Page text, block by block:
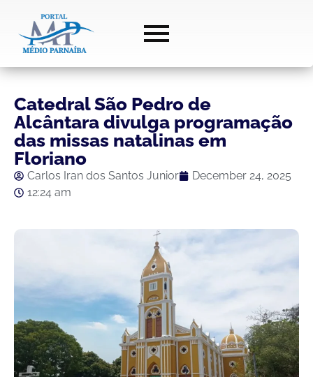
Catedral São Pedro de
Alcântara divulga programação
das missas natalinas em
Floriano
Carlos Iran dos Santos Junior
December 24, 2025
12:24 am